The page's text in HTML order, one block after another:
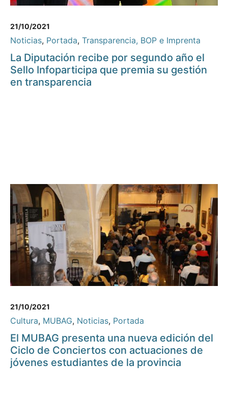
21/10/2021
Noticias, Portada, Transparencia, BOP e Imprenta
La Diputación recibe por segundo año el
Sello Infoparticipa que premia su gestión
en transparencia
21/10/2021
Cultura, MUBAG, Noticias, Portada
El MUBAG presenta una nueva edición del
Ciclo de Conciertos con actuaciones de
jóvenes estudiantes de la provincia